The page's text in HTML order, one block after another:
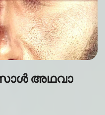
അഥവാ